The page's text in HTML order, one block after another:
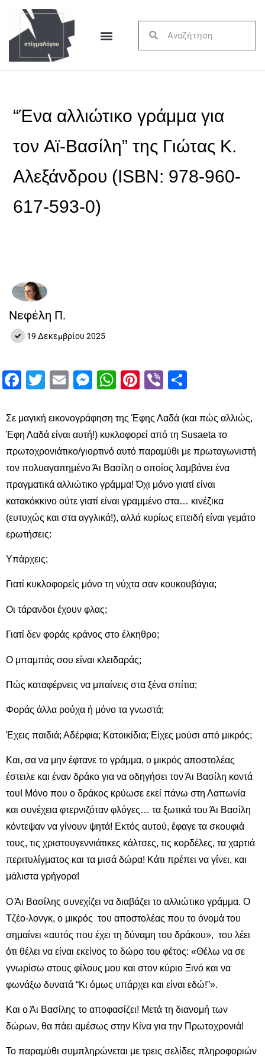
“Ένα αλλιώτικο γράμμα για
τον Αϊ-Βασίλη” της Γιώτας Κ.
Αλεξάνδρου (ISBN: 978-960-
617-593-0)
Νεφέλη Π.
19 Δεκεμβρίου 2025
Facebook
Twitter
EmailMessenger
WhatsApp
Pinterest
Viber
Σε μαγική εικονογράφηση της Έφης Λαδά (και πώς αλλιώς,
Έφη Λαδά είναι αυτή!) κυκλοφορεί από τη Susaeta το
πρωτοχρονιάτικο/γιορτινό αυτό παραμύθι με πρωταγωνιστή
τον πολυαγαπημένο Άι Βασίλη ο οποίος λαμβάνει ένα
πραγματικά αλλιώτικο γράμμα! Όχι μόνο γιατί είναι
κατακόκκινο ούτε γιατί είναι γραμμένο στα… κινέζικα
(ευτυχώς και στα αγγλικά!), αλλά κυρίως επειδή είναι γεμάτο
ερωτήσεις:
Υπάρχεις;
Γιατί κυκλοφορείς μόνο τη νύχτα σαν κουκουβάγια;
Οι τάρανδοι έχουν φλας;
Γιατί δεν φοράς κράνος στο έλκηθρο;
Ο μπαμπάς σου είναι κλειδαράς;
Πώς καταφέρνεις να μπαίνεις στα ξένα σπίτια;
Φοράς άλλα ρούχα ή μόνο τα γνωστά;
Έχεις παιδιά; Αδέρφια; Κατοικίδια; Είχες μούσι από μικρός;
Και, σα να μην έφτανε το γράμμα, ο μικρός αποστολέας
έστειλε και έναν δράκο για να οδηγήσει τον Άι Βασίλη κοντά
του! Μόνο που ο δράκος κρύωσε εκεί πάνω στη Λαπωνία
και συνέχεια φτερνιζόταν φλόγες… τα ξωτικά του Άι Βασίλη
κόντεψαν να γίνουν ψητά! Εκτός αυτού, έφαγε τα σκουφιά
τους, τις χριστουγεννιάτικες κάλτσες, τις κορδέλες, τα χαρτιά
περιτυλίγματος και τα μισά δώρα! Κάτι πρέπει να γίνει, και
μάλιστα γρήγορα!
Ο Άι Βασίλης συνεχίζει να διαβάζει το αλλιώτικο γράμμα. Ο
Τζέο-λονγκ, ο μικρός του αποστολέας που το όνομά του
σημαίνει «αυτός που έχει τη δύναμη του δράκου», του λέει
ότι θέλει να είναι εκείνος το δώρο του φέτος: «Θέλω να σε
γνωρίσω στους φίλους μου και στον κύριο Ξινό και να
φωνάξω δυνατά “Κι όμως υπάρχει και είναι εδώ!”».
Και ο Άι Βασίλης το αποφασίζει! Μετά τη διανομή των
δώρων, θα πάει αμέσως στην Κίνα για την Πρωτοχρονιά!
Το παραμύθι συμπληρώνεται με τρεις σελίδες πληροφοριών